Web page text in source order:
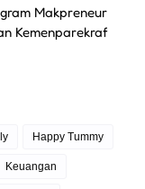
Makpreneur
Kemenparekraf
Happy Tummy
Keuangan